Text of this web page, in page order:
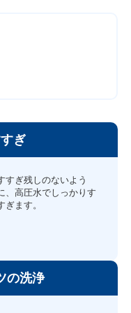
ぎ
すぎ残しのないよう
、高圧水でしっかりす
ぎます。
の洗浄